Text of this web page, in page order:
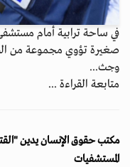
في ساحة ترابية أمام
صغيرة تؤوي مجموعة من
وجث...
متابعة القراءة ...
مكتب حقوق الإنسان يدين
المستشفيات